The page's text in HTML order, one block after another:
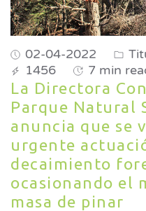
02-04-2022
1456
7 min
La Directora
Parque Natural
anuncia que se
urgente
decaimiento
ocasionando el
masa de pinar